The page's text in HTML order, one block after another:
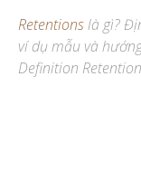
Retentionslà gì?
ví dụ mẫu và
Definition